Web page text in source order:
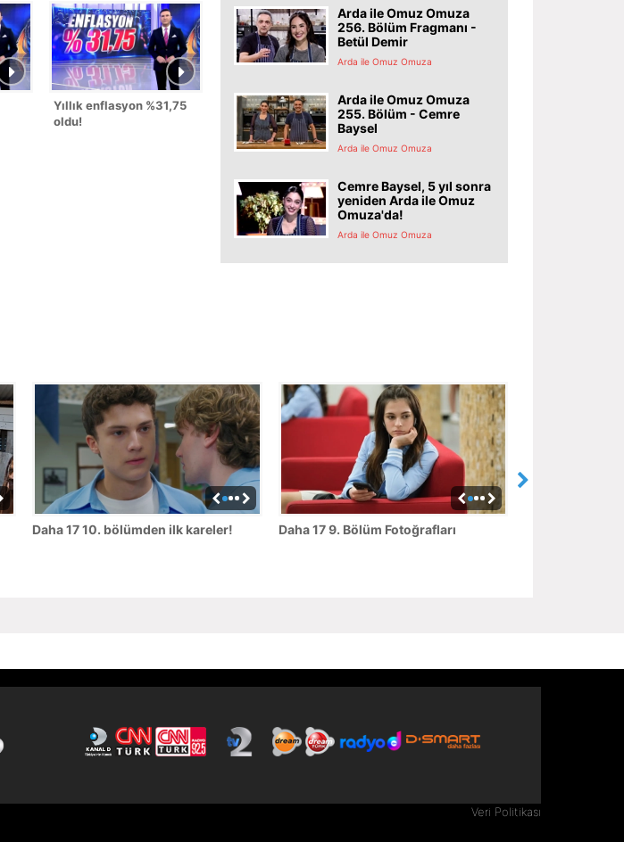
Yıllık enflasyon %31,75
oldu!
Arda ile Omuz Omuza
256. Bölüm Fragmanı -
Betül Demir
Arda ile Omuz Omuza
Arda ile Omuz Omuza
255. Bölüm - Cemre
Baysel
Arda ile Omuz Omuza
Cemre Baysel, 5 yıl sonra
yeniden Arda ile Omuz
Omuza'da!
Arda ile Omuz Omuza
Daha 17 10. bölümden ilk kareler! Daha 17 9. Bölüm Fotoğrafları
Veri Politikası